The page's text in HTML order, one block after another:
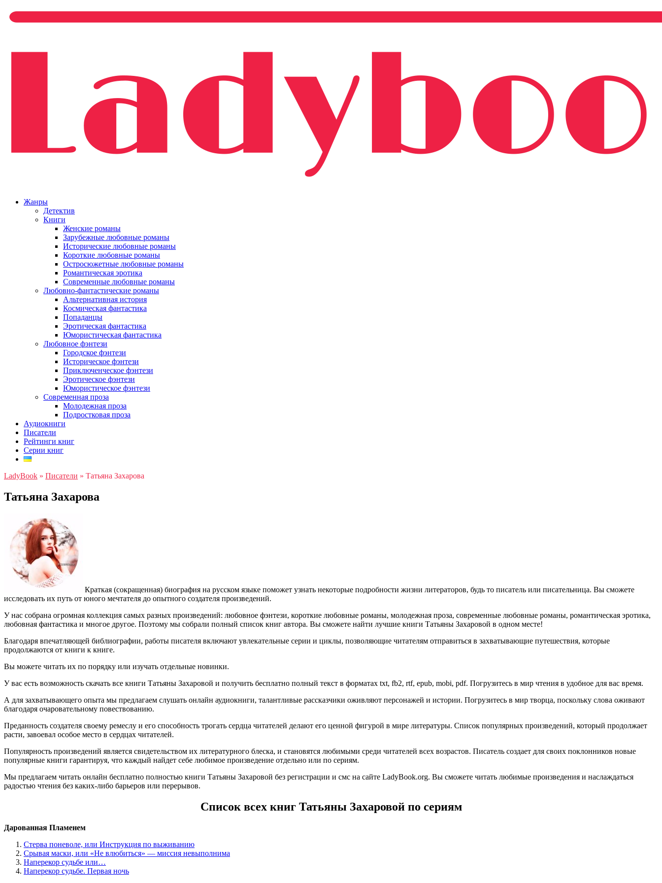
Жанры
Детектив
Книги
Женские романы
Зарубежные любовные романы
Исторические любовные романы
Короткие любовные романы
Остросюжетные любовные романы
Романтическая эротика
Современные любовные романы
Любовно-фантастические романы
Альтернативная история
Космическая фантастика
Попаданцы
Эротическая фантастика
Юмористическая фантастика
Любовное фэнтези
Городское фэнтези
Историческое фэнтези
Приключенческое фэнтези
Эротическое фэнтези
Юмористическое фэнтези
Современная проза
Молодежная проза
Подростковая проза
Аудиокниги
Писатели
Рейтинги книг
Серии книг
LadyBook » Писатели » Татьяна Захарова
Татьяна Захарова
Краткая (сокращенная) биография на русском языке поможет узнать некоторые подробности жизни литераторов, будь то писатель или писательница. Вы сможете
исследовать их путь от юного мечтателя до опытного создателя произведений.
У нас собрана огромная коллекция самых разных произведений: любовное фэнтези, короткие любовные романы, молодежная проза, современные любовные романы, романтическая эротика,
любовная фантастика и многое другое. Поэтому мы собрали полный список книг автора. Вы сможете найти лучшие книги Татьяны Захаровой в одном месте!
Благодаря впечатляющей библиографии, работы писателя включают увлекательные серии и циклы, позволяющие читателям отправиться в захватывающие путешествия, которые
продолжаются от книги к книге.
Вы можете читать их по порядку или изучать отдельные новинки.
У вас есть возможность скачать все книги Татьяны Захаровой и получить бесплатно полный текст в форматах txt, fb2, rtf, epub, mobi, pdf. Погрузитесь в мир чтения в удобное для вас время.
А для захватывающего опыта мы предлагаем слушать онлайн аудиокниги, талантливые рассказчики оживляют персонажей и истории. Погрузитесь в мир творца, поскольку слова оживают
благодаря очаровательному повествованию.
Преданность создателя своему ремеслу и его способность трогать сердца читателей делают его ценной фигурой в мире литературы. Список популярных произведений, который продолжает
расти, завоевал особое место в сердцах читателей.
Популярность произведений является свидетельством их литературного блеска, и становятся любимыми среди читателей всех возрастов. Писатель создает для своих поклонников новые
популярные книги гарантируя, что каждый найдет себе любимое произведение отдельно или по сериям.
Мы предлагаем читать онлайн бесплатно полностью книги Татьяны Захаровой без регистрации и смс на сайте LadyBook.org. Вы сможете читать любимые произведения и наслаждаться
радостью чтения без каких-либо барьеров или перерывов.
Список всех книг Татьяны Захаровой по сериям
Дарованная Пламенем
Стерва поневоле, или Инструкция по выживанию
Срывая маски, или «Не влюбиться» — миссия невыполнима
Наперекор судьбе или…
Наперекор судьбе. Первая ночь